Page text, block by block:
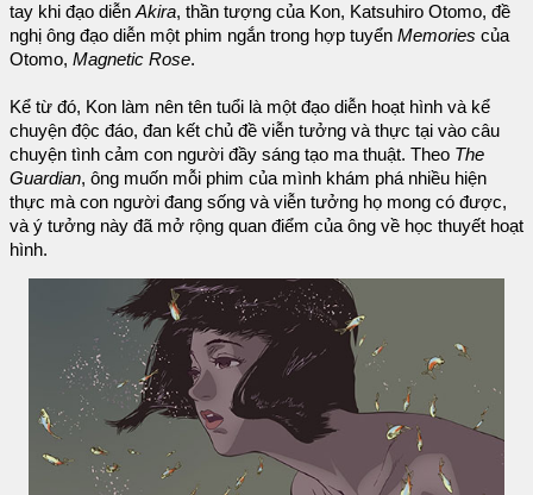
tay khi đạo diễn Akira, thần tượng của Kon, Katsuhiro Otomo, đề
nghị ông đạo diễn một phim ngắn trong hợp tuyển Memories của
Otomo, Magnetic Rose.
Kể từ đó, Kon làm nên tên tuổi là một đạo diễn hoạt hình và kể
chuyện độc đáo, đan kết chủ đề viễn tưởng và thực tại vào câu
chuyện tình cảm con người đầy sáng tạo ma thuật. Theo The
Guardian, ông muốn mỗi phim của mình khám phá nhiều hiện
thực mà con người đang sống và viễn tưởng họ mong có được,
và ý tưởng này đã mở rộng quan điểm của ông về học thuyết hoạt
hình.